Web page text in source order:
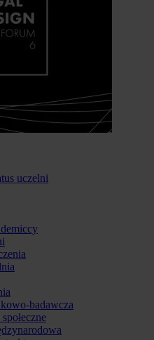
uczelni
badawcza